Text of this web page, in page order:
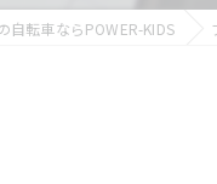
自転車ならPOWER-KIDS